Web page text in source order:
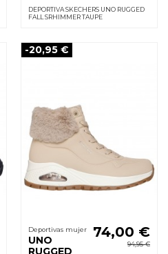
DEPORTIVA SKECHERS UNO RUGGED
FALL SRHIMMER TAUPE
-20,95 €
Deportivas mujer
UNO
74,00 €
94,95 €